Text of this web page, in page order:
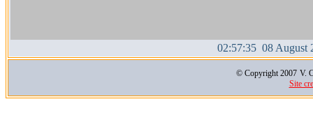
02:57:36 08 August
© Copyright 2007 V.
Site